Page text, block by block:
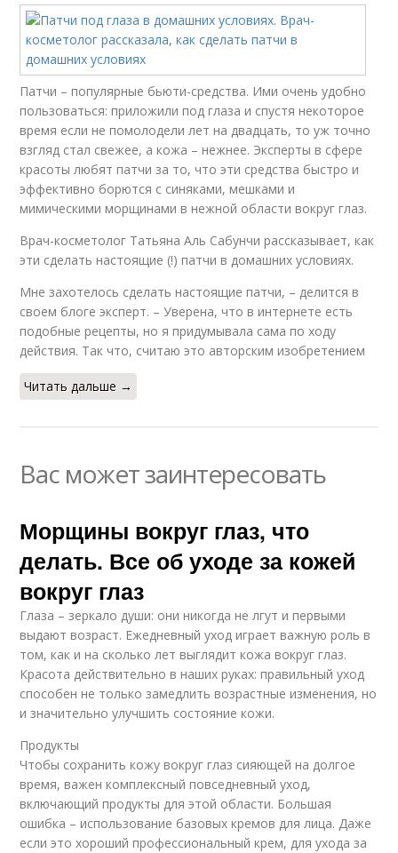
Патчи – популярные бьюти-средства. Ими очень удобно
пользоваться: приложили под глаза и спустя некоторое
время если не помолодели лет на двадцать, то уж точно
взгляд стал свежее, а кожа – нежнее. Эксперты в сфере
красоты любят патчи за то, что эти средства быстро и
эффективно борются с синяками, мешками и
мимическими морщинами в нежной области вокруг глаз.
Врач-косметолог Татьяна Аль Сабунчи рассказывает, как
эти сделать настоящие (!) патчи в домашних условиях.
Мне захотелось сделать настоящие патчи, – делится в
своем блоге эксперт. – Уверена, что в интернете есть
подобные рецепты, но я придумывала сама по ходу
действия. Так что, считаю это авторским изобретением ⠀
Читать дальше →
Вас может заинтересовать
Морщины вокруг глаз, что
делать. Все об уходе за кожей
вокруг глаз
Глаза – зеркало души: они никогда не лгут и первыми
выдают возраст. Ежедневный уход играет важную роль в
том, как и на сколько лет выглядит кожа вокруг глаз.
Красота действительно в наших руках: правильный уход
способен не только замедлить возрастные изменения, но
и значительно улучшить состояние кожи.
Продукты
Чтобы сохранить кожу вокруг глаз сияющей на долгое
время, важен комплексный повседневный уход,
включающий продукты для этой области. Большая
ошибка – использование базовых кремов для лица. Даже
если это хороший профессиональный крем, для ухода за